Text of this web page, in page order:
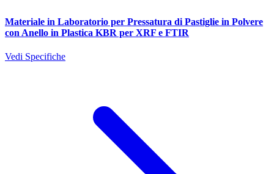
Materiale in Laboratorio per Pressatura di Pastiglie in Polvere
con Anello in Plastica KBR per XRF e FTIR
Vedi Specifiche